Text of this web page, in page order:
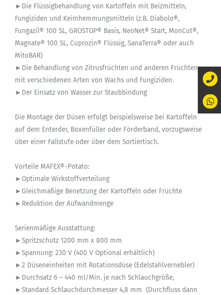
►Die Flüssigbehandlung von Kartoffeln mit Beizmitteln,
Fungiziden und Keimhemmungsmitteln (z.B. Diabolo®,
Fungazil® 100 SL, GROSTOP® Basis, NeoNet® Start, MonCut®,
Magnate® 100 SL, Cuprozin® Flüssig, SanaTerra® oder auch
MitoBAR)
►Die Behandlung von Zitrusfrüchten und anderen Früchten
mit verschiedenen Arten von Wachs und Fungiziden.
►Der Einsatz von Wasser zur Staubbindung
Die Montage der Düsen erfolgt beispielsweise bei Kartoffeln
auf dem Enterder, Boxenfüller oder Förderband, vorzugsweise
über einer Fallstufe oder über dem Sortiertisch.
Vorteile MAFEX®-Potato:
►Optimale Wirkstoffverteilung
►Gleichmäßige Benetzung der Kartoffeln oder Früchte
►Reduktion der Aufwandmenge
Serienmäßige Ausstattung:
►Spritzschutz 1200 mm x 800 mm
►Spannung: 230 V (400 V Optional erhältlich)
►2 Düseneinheiten mit Rotationsdüse (Edelstahlvernebler)
►Durchsatz 6 – 440 ml/Min. je nach Schlauchgröße,
►Standard Schlauchdurchmesser 4,8 mm (Durchfluss dann